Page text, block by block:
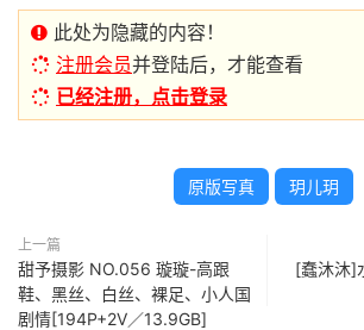
此处为隐藏的内容！
注册会员并登陆后，才能查看
已经注册，点击登录
原版写真 玥儿玥
上一篇
甜予摄影 NO.056 璇璇-高跟
鞋、黑丝、白丝、裸足、小人国
剧情[194P+2V／13.9GB]
[蠢沐沐]